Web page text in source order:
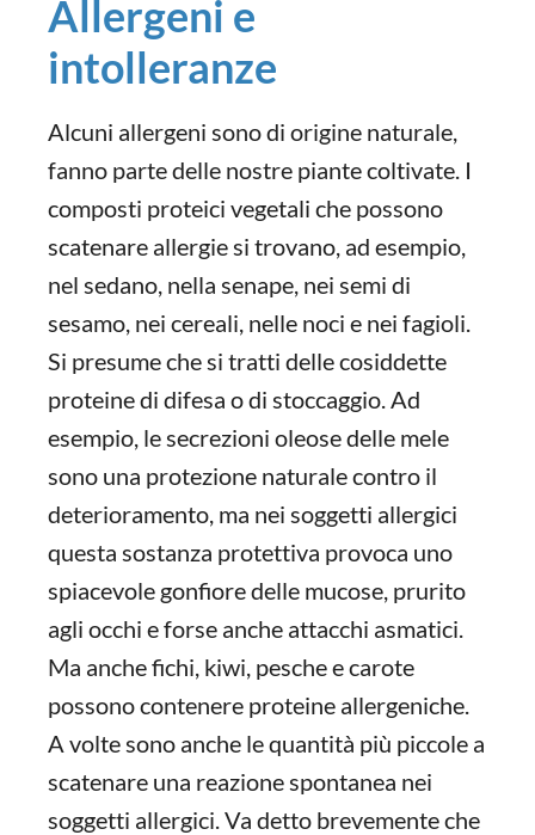
Allergeni e
intolleranze
Alcuni allergeni sono di origine naturale,
fanno parte delle nostre piante coltivate. I
composti proteici vegetali che possono
scatenare allergie si trovano, ad esempio,
nel sedano, nella senape, nei semi di
sesamo, nei cereali, nelle noci e nei fagioli.
Si presume che si tratti delle cosiddette
proteine di difesa o di stoccaggio. Ad
esempio, le secrezioni oleose delle mele
sono una protezione naturale contro il
deterioramento, ma nei soggetti allergici
questa sostanza protettiva provoca uno
spiacevole gonfiore delle mucose, prurito
agli occhi e forse anche attacchi asmatici.
Ma anche fichi, kiwi, pesche e carote
possono contenere proteine allergeniche.
A volte sono anche le quantità più piccole a
scatenare una reazione spontanea nei
soggetti allergici. Va detto brevemente che